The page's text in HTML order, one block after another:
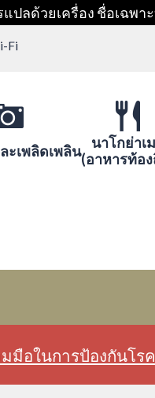
ปลด้วยเครื่อง ชื่อเฉพ
Fi
ะเพลิดเพลิน
นาโกย่าเ
(อาหารท้อ
มือในการป้องกันโร